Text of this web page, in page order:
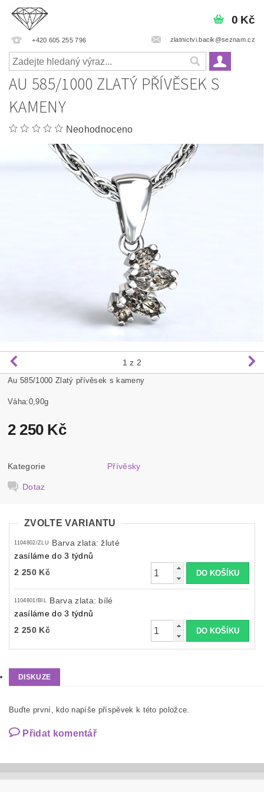
+420 605 255 796 zlatnictvi.bacik@seznam.cz
0 Kč
AU 585/1000 ZLATÝ PŘÍVĚSEK S
KAMENY
Neohodnoceno
1 z 2
Au 585/1000 Zlatý přívěsek s kameny
Váha:0,90g
2 250 Kč
Kategorie Přívěsky
Dotaz
ZVOLTE VARIANTU
1104802/ZLU
Barva zlata: žluté
zasíláme do 3 týdnů
2 250 Kč
1104801/BIL
Barva zlata: bílé
zasíláme do 3 týdnů
2 250 Kč
DISKUZE
Buďte první, kdo napíše příspěvek k této položce.
Přidat komentář